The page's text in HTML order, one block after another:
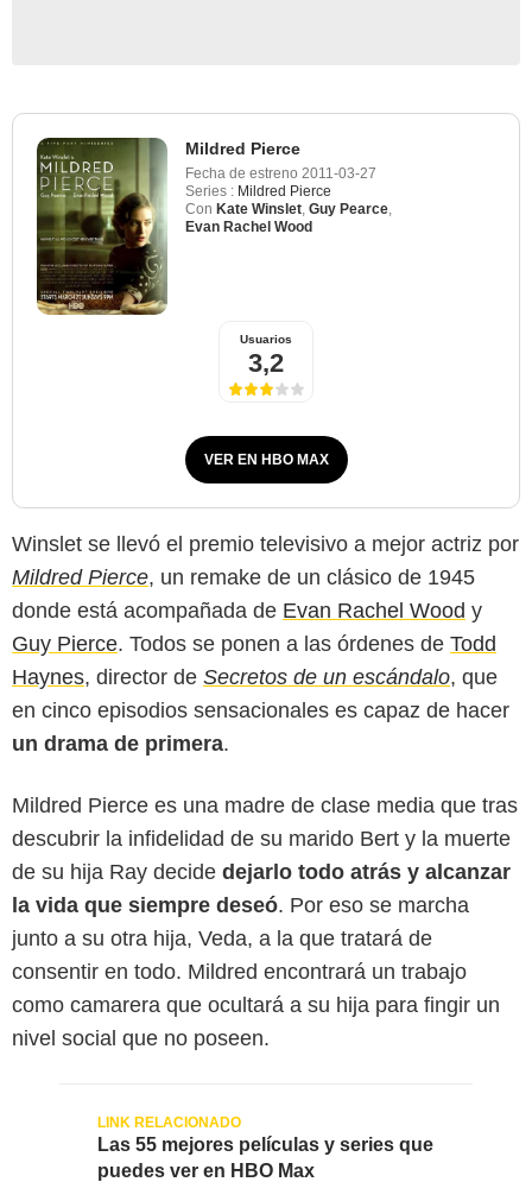
Mildred Pierce
Fecha de estreno 2011-03-27
Series : Mildred Pierce
Con Kate Winslet Guy Pearce
Evan Rachel Wood
Usuarios
3,2
VER EN HBO MAX
Winslet se llevó el premio televisivo a mejor actriz por
Mildred Pierce, un remake de un clásico de 1945
donde está acompañada de Evan Rachel Wood y
Guy Pierce. Todos se ponen a las órdenes de Todd
Haynes, director de Secretos de un escándalo, que
en cinco episodios sensacionales es capaz de hacer
un drama de primera.
Mildred Pierce es una madre de clase media que tras
descubrir la infidelidad de su marido Bert y la muerte
de su hija Ray decide dejarlo todo atrás y alcanzar
la vida que siempre deseó. Por eso se marcha
junto a su otra hija, Veda, a la que tratará de
consentir en todo. Mildred encontrará un trabajo
como camarera que ocultará a su hija para fingir un
nivel social que no poseen.
Las 55 mejores películas y series que
puedes ver en HBO Max